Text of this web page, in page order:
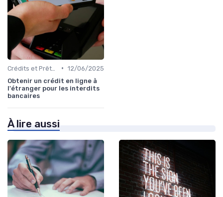
• 12/06/2025
Obtenir un crédit en ligne à
l'étranger pour les interdits
bancaires
À lire aussi